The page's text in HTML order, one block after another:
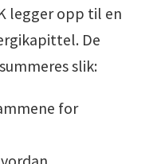
legger opp til en
De
slik:
for